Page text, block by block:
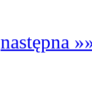
następna